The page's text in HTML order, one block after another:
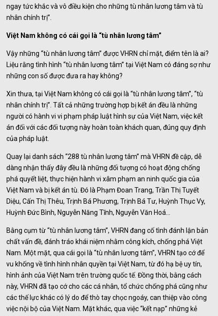
ngay tức khắc và vô điều kiện cho những tù nhân lương tâm và tù
nhân chính trị”.
Việt Nam không có cái gọi là “tù nhân lương tâm”
Vậy những “tù nhân lương tâm” được VHRN chỉ mặt, điểm tên là ai?
Liệu rằng tình hình “tù nhân lương tâm” tại Việt Nam có đáng sợ như
những con số được đưa ra hay không?
Xin thưa, tại Việt Nam không có cái gọi là “tù nhân lương tâm”, “tù
nhân chính trị”. Tất cả những trường hợp bị kết án đều là những
người có hành vi vi phạm pháp luật hình sự của Việt Nam, việc kết
án đối với các đối tượng này hoàn toàn khách quan, đúng quy định
của pháp luật.
Quay lại danh sách “288 tù nhân lương tâm” mà VHRN đề cập, dễ
dàng nhận thấy đây đều là những đối tượng có hoạt động chống
phá quyết liệt, thực hiện hành vi xâm phạm an ninh quốc gia của
Việt Nam và bị kết án tù. Đó là Phạm Đoan Trang, Trần Thị Tuyết
Diệu, Cấn Thị Thêu, Trịnh Bá Phương, Trịnh Bá Tư, Huỳnh Thục Vy,
Huỳnh Đức Bình, Nguyễn Năng Tĩnh, Nguyễn Văn Hoá…
Bằng cụm từ “tù nhân lương tâm”, VHRN đang cố tình đánh lận bản
chất vấn đề, đánh tráo khái niệm nhằm công kích, chống phá Việt
Nam. Một mặt, qua cái gọi là “tù nhân lương tâm”, VHRN tạo cớ để
vu khống về tình hình nhân quyền tại Việt Nam, từ đó hạ bệ uy tín,
hình ảnh của Việt Nam trên trường quốc tế. Đồng thời, bằng cách
này, VHRN đã tạo cớ cho các cá nhân, tổ chức chống phá cũng như
các thế lực khác có lý do để thò tay chọc ngoáy, can thiệp vào công
việc nội bộ của Việt Nam. Mặt khác, qua việc “kết nạp” những kẻ